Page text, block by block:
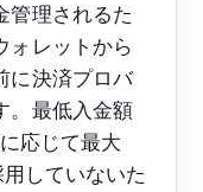
管理されるた
ォレットから
に決済プロバ
。最低入金額
応じて最大
していないた